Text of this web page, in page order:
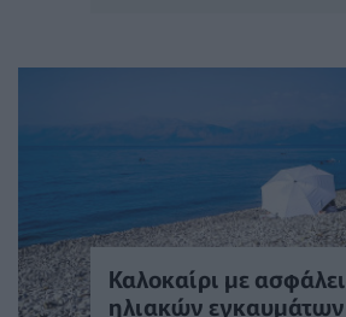
Καλοκαίρι με
ηλιακών